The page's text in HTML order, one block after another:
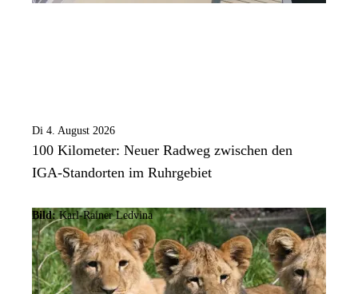
Di 4. August 2026
100 Kilometer: Neuer Radweg zwischen den
IGA-Standorten im Ruhrgebiet
Bild: Karl-Rainer Ledvina